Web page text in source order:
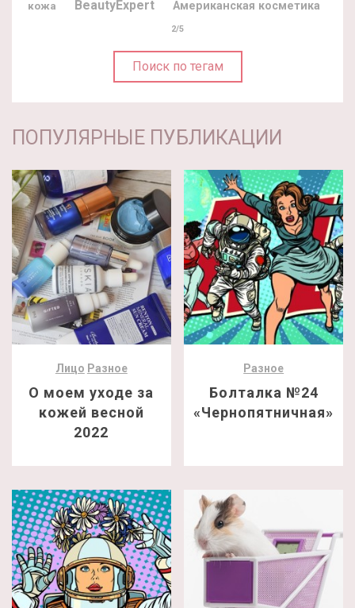
кожа
BeautyExpert Американская косметика
2/5
Поиск по тегам
ПОПУЛЯРНЫЕ ПУБЛИКАЦИИ
Лицо Разное
О моем уходе за
кожей весной
2022
Разное
Болталка №24
«Чернопятничная»